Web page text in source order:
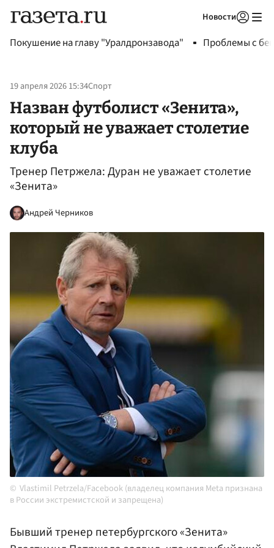
Новости
Покушение на главу "Уралдронзавода" Проблемы с
19 апреля 2026 15:34Спорт
Назван футболист «Зенита»,
который не уважает столетие
клуба
Тренер Петржела: Дуран не уважает столетие
«Зенита»
Андрей Черников
Vlastimil Petrzela/Facebook (владелец компания Meta признана
в России экстремистской и запрещена)
Бывший тренер петербургского «Зенита»